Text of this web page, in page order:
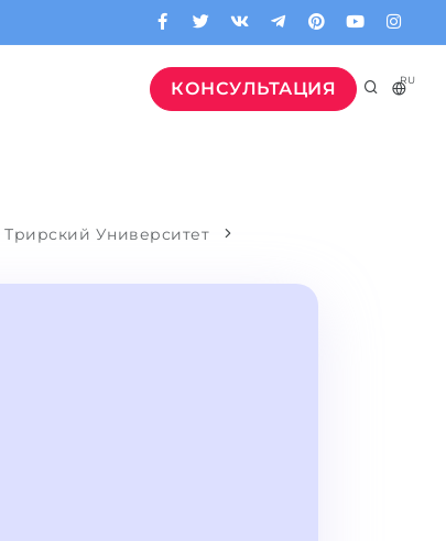
КОНСУЛЬТАЦИЯ RU
Трирский Университет